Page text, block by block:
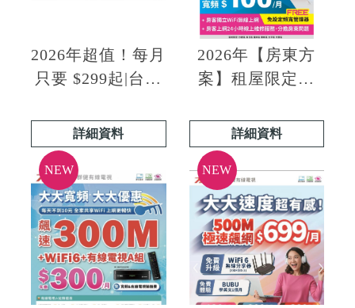
2026年超值！每月
只要 $299起|台中
區大大寬頻安裝|
台中大大寬頻第四
台
詳細資料
2026年【房東方
案】租屋限定優
安裝|西區大大寬
頻安裝
詳細資料